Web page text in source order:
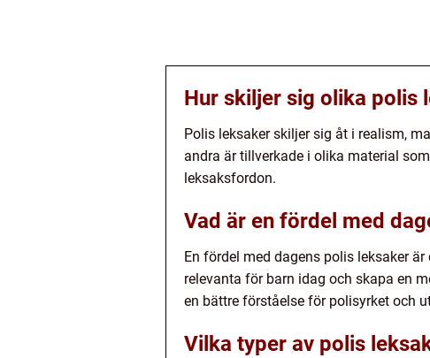
Hur skiljer sig olika polis
Polis leksaker skiljer sig åt i realism,
andra är tillverkade i olika material
leksaksfordon.
Vad är en fördel med
En fördel med dagens polis leksaker
relevanta för barn idag och skapa en
en bättre förståelse för polisyrket och
Vilka typer av polis